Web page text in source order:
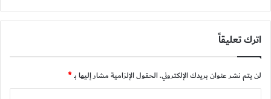
اترك تعليقاً
لن يتم نشر عنوان بريدك الإلكتروني.الحقول الإلزامية مشار إليها بـ*